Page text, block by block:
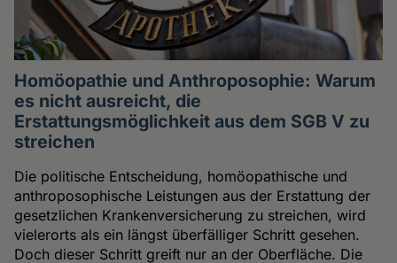
Homöopathie und Anthroposophie: Warum
es nicht ausreicht, die
Erstattungsmöglichkeit aus dem SGB V zu
streichen
Die politische Entscheidung, homöopathische und
anthroposophische Leistungen aus der Erstattung der
gesetzlichen Krankenversicherung zu streichen, wird
vielerorts als ein längst überfälliger Schritt gesehen.
Doch dieser Schritt greift nur an der Oberfläche. Die